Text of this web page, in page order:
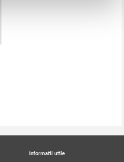
Informatii utile